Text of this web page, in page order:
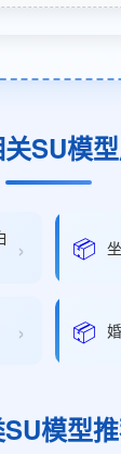
SU模
› 📦
› 📦
模型